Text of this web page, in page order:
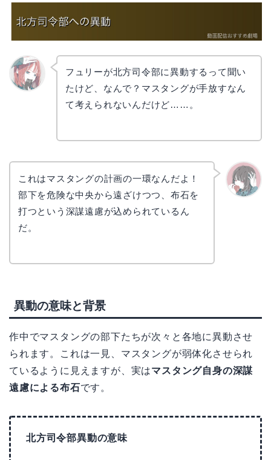
フュリーが北方司令部に異動するって聞い
たけど、なんで？マスタングが手放すなん
て考えられないんだけど……。
これはマスタングの計画の一環なんだよ！
部下を危険な中央から遠ざけつつ、布石を
打つという深謀遠慮が込められているん
だ。
異動の意味と背景
作中でマスタングの部下たちが次々と各地に異動させ
られます。これは一見、マスタングが弱体化させられ
ているように見えますが、実はマスタング自身の深謀
遠慮による布石です。
北方司令部異動の意味